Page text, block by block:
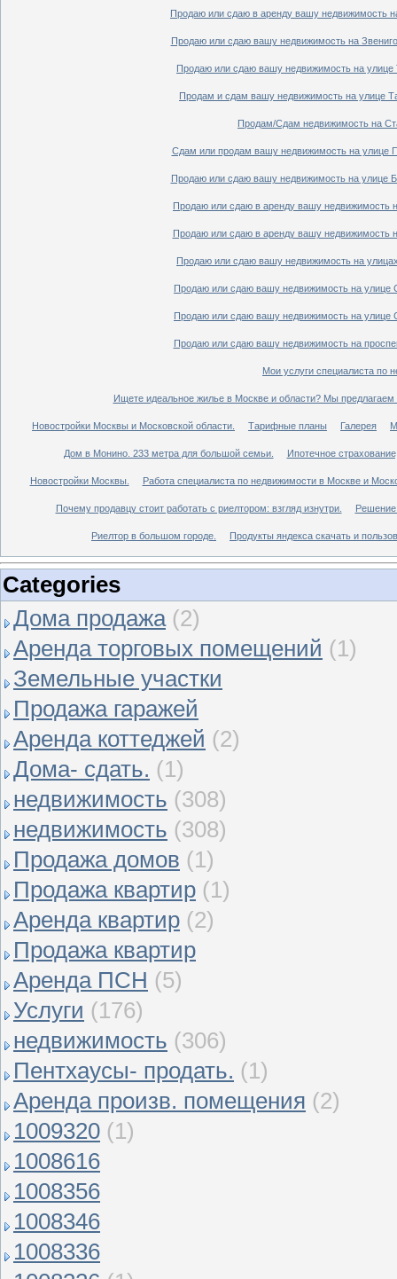
Продаю или сдаю в аренду вашу недвижимость
Продаю или сдаю вашу недвижимость на
Продаю или сдаю вашу недвижимость на улице
Продам и сдам вашу недвижимость на улице
Продам/Сдам недвижимость на
Сдам или продам вашу недвижимость на улице
Продаю или сдаю вашу недвижимость на улице
Продаю или сдаю в аренду вашу недвижимость
Продаю или сдаю в аренду вашу недвижимость
Продаю или сдаю вашу недвижимость на
Продаю или сдаю вашу недвижимость на улице
Продаю или сдаю вашу недвижимость на улице
Продаю или сдаю вашу недвижимость на
Мои услуги специалиста по
Ищете идеальное жилье в Москве и области? Мы
Новостройки Москвы и Московской области. Тарифные планы Галерея
Дом в Монино. 233 метра для большой семьи. Ипотечное
Новостройки Москвы. Работа специалиста по недвижимости в Москве и
Почему продавцу стоит работать с риелтором: взгляд изнутри.
Риелтор в большом городе. Продукты яндекса скачать и
Categories
Дома продажа (2)
Аренда торговых помещений (1)
Земельные участки
Продажа гаражей
Аренда коттеджей (2)
Дома- сдать. (1)
недвижимость (308)
недвижимость (308)
Продажа домов (1)
Продажа квартир (1)
Аренда квартир (2)
Продажа квартир
Аренда ПСН (5)
Услуги (176)
недвижимость (306)
Пентхаусы- продать. (1)
Аренда произв. помещения (2)
1009320 (1)
1008616
1008356
1008346
1008336